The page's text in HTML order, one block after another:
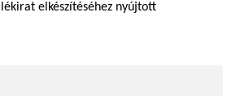
elkészítéséhez nyújtott